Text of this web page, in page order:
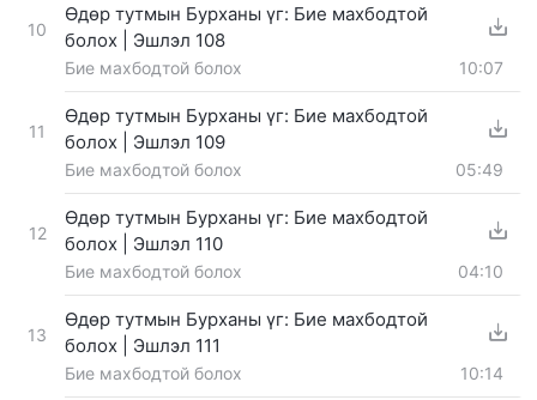
10
Өдөр тутмын Бурханы үг: Бие махбодтой
болох | Эшлэл 108
Бие махбодтой болох 10:07
11
Өдөр тутмын Бурханы үг: Бие махбодтой
болох | Эшлэл 109
Бие махбодтой болох 05:49
12
Өдөр тутмын Бурханы үг: Бие махбодтой
болох | Эшлэл 110
Бие махбодтой болох 04:10
13
Өдөр тутмын Бурханы үг: Бие махбодтой
болох | Эшлэл 111
Бие махбодтой болох 10:14